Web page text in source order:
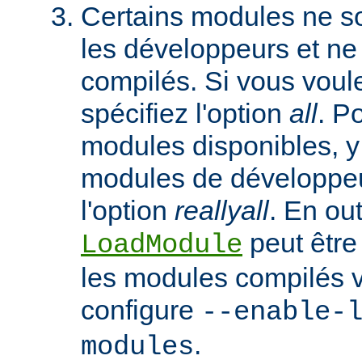
Certains modules ne
les développeurs et
compilés. Si vous
spécifiez l'option all.
modules disponibles,
modules de
l'option reallyall. En
LoadModule peut
les modules compilés
configure --
modules.